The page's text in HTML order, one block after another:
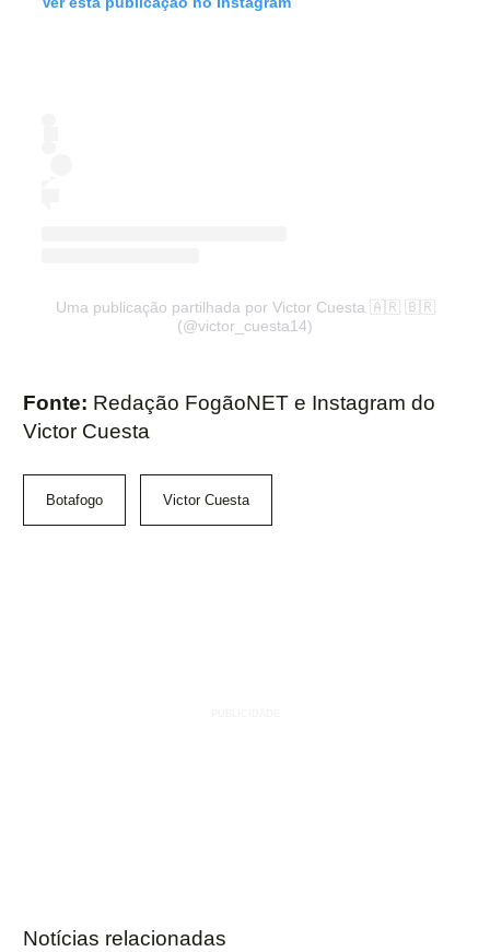
Uma publicação partilhada por Victor Cuesta 🇦🇷 🇧🇷
(@victor_cuesta14)
Fonte: Redação FogãoNET e Instagram do
Victor Cuesta
Botafogo Victor Cuesta
Notícias relacionadas